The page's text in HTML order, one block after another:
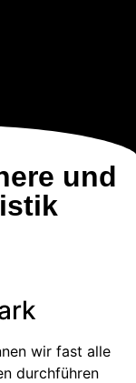
und
wir fast alle
durchführen